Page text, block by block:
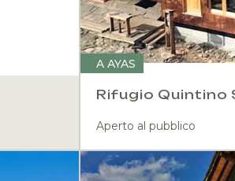
A AYAS
Rifugio Quintino
Aperto al pubblico